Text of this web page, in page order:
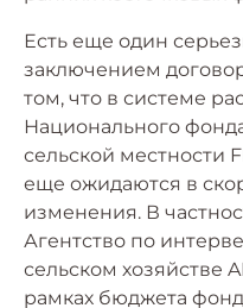
Есть еще один
заключением
том, что в системе
Национального
сельской местности
еще ожидаются в
изменения. В
Агентство по
сельском хозяйстве
рамках бюджета